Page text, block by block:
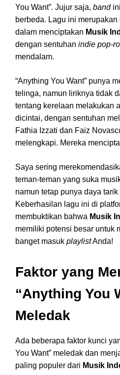
You Want”. Jujur saja, band
berbeda. Lagu ini
dalam menciptakan Musik
dengan sentuhan indie pop-
mendalam.
“Anything You Want” punya
telinga, namun liriknya tidak
tentang kerelaan melakukan
dicintai, dengan sentuhan
Fathia Izzati dan Faiz
melengkapi. Mereka
Saya sering
teman-teman yang suka
namun tetap punya daya tarik
Keberhasilan lagu ini di
membuktikan bahwa Musik
memiliki potensi besar untuk
banget masuk playlistAnda!
Faktor yang
“Anything You
Meledak
Ada beberapa faktor kunci
You Want” meledak dan
paling populer dari Musik